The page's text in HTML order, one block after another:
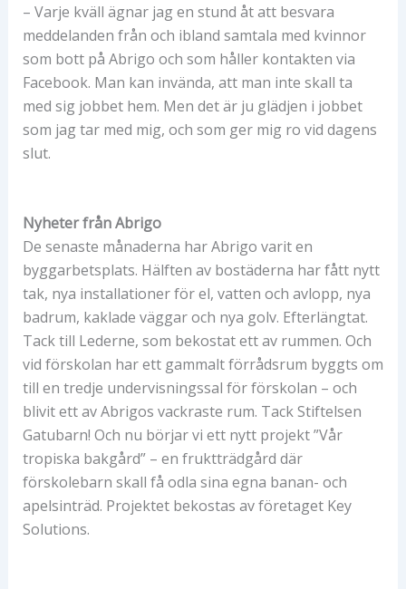
– Varje kväll ägnar jag en stund åt att besvara
meddelanden från och ibland samtala med kvinnor
som bott på Abrigo och som håller kontakten via
Facebook. Man kan invända, att man inte skall ta
med sig jobbet hem. Men det är ju glädjen i jobbet
som jag tar med mig, och som ger mig ro vid dagens
slut.
Nyheter från Abrigo
De senaste månaderna har Abrigo varit en
byggarbetsplats. Hälften av bostäderna har fått nytt
tak, nya installationer för el, vatten och avlopp, nya
badrum, kaklade väggar och nya golv. Efterlängtat.
Tack till Lederne, som bekostat ett av rummen. Och
vid förskolan har ett gammalt förrådsrum byggts om
till en tredje undervisningssal för förskolan – och
blivit ett av Abrigos vackraste rum. Tack Stiftelsen
Gatubarn! Och nu börjar vi ett nytt projekt ”Vår
tropiska bakgård” – en fruktträdgård där
förskolebarn skall få odla sina egna banan- och
apelsinträd. Projektet bekostas av företaget Key
Solutions.